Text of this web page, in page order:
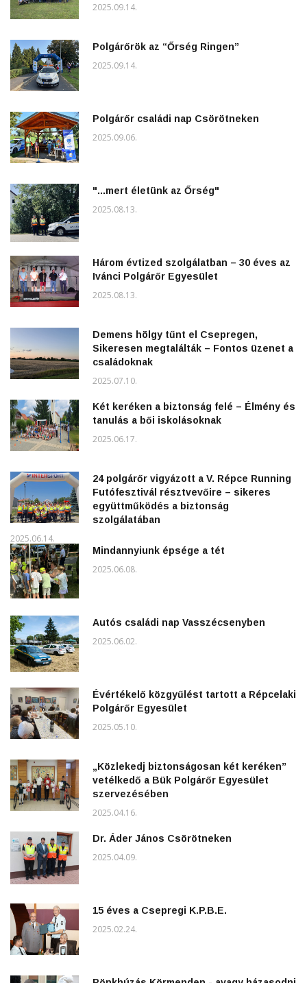
2025.09.14.
Polgárőrök az “Őrség Ringen”
2025.09.14.
Polgárőr családi nap Csörötneken
2025.09.06.
"...mert életünk az Őrség"
2025.08.13.
Három évtized szolgálatban – 30 éves az
Ivánci Polgárőr Egyesület
2025.08.13.
Demens hölgy tűnt el Csepregen,
Sikeresen megtalálták – Fontos üzenet a
családoknak
2025.07.10.
Két keréken a biztonság felé – Élmény és
tanulás a bői iskolásoknak
2025.06.17.
24 polgárőr vigyázott a V. Répce Running
Futófesztivál résztvevőire – sikeres
együttműködés a biztonság
szolgálatában
2025.06.14.
Mindannyiunk épsége a tét
2025.06.08.
Autós családi nap Vasszécsenyben
2025.06.02.
Évértékelő közgyűlést tartott a Répcelaki
Polgárőr Egyesület
2025.05.10.
„Közlekedj biztonságosan két keréken”
vetélkedő a Bük Polgárőr Egyesület
szervezésében
2025.04.16.
Dr. Áder János Csörötneken
2025.04.09.
15 éves a Csepregi K.P.B.E.
2025.02.24.